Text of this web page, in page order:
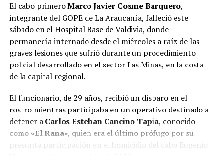
Además, los funcionarios encontraron dos pistolas de
aire comprimido, un rifle de aire comprimido con mira
telescópica, 15 balines de acero, una vaina percutada
calibre 9 milímetros y un cartucho sin percutar marca
CBC, elementos que serán incorporados como evidencia
en la investigación.
imputados fueron puestos a disposición del Juzgado de
Garantía para su respectivo control de detención.
Desde Carabineros señalaron que el procedimiento
permitió avanzar en el esclarecimiento del homicidio
El cabo primeroMarco Javier Cosme Barquero,
integrante del GOPE de La Araucanía, falleció este
sábado en el Hospital Base de Valdivia, donde
permanecía internado desde el miércoles a raíz de las
graves lesiones que sufrió durante un procedimiento
policial desarrollado en el sector Las Minas, en la costa
de la capital regional.
El funcionario, de 29 años, recibió un disparo en el
rostro mientras participaba en un operativo destinado a
detener a Carlos Esteban Cancino Tapia, conocido
como«El Rana», quien era el último prófugo por su
presunta participación en el homicidio del cabo Eugenio